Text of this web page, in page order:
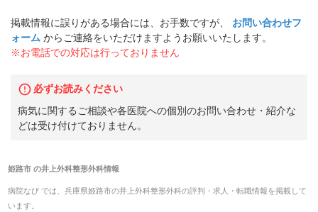
掲載情報に誤りがある場合には、お手数ですが、
お問い合わせフ
ォーム からご連絡をいただけますようお願いいたします。
※お電話での対応は行っておりません
必ずお読みください
病気に関するご相談や各医院への個別のお問い合わせ・紹介な
どは受け付けておりません。
姫路市の井上外科整形外科情報
病院なび では、 兵庫県姫路市の井上外科整形外科の評判・求人・転職情報を掲載して
います。